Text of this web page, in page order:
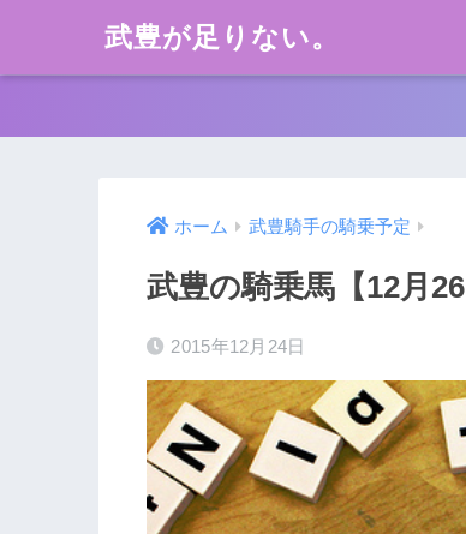
武豊が足りない。
ホーム 武豊騎手の騎乗予定
武豊の騎乗馬【12月
2015年12月24日